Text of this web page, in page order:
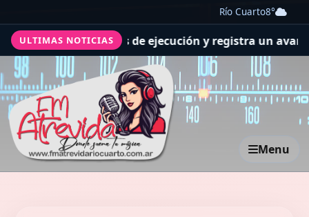
Río Cuarto8°
ULTIMAS NOTICIAS
previsiones de ejecución y registra un avance general
Menu